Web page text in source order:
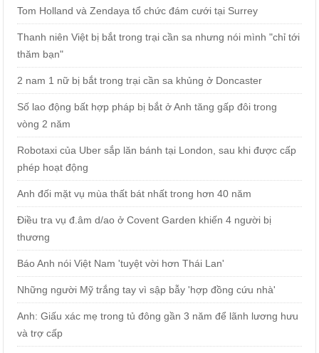
Tom Holland và Zendaya tổ chức đám cưới tại Surrey
Thanh niên Việt bị bắt trong trại cần sa nhưng nói mình "chỉ tới
thăm bạn"
2 nam 1 nữ bị bắt trong trại cần sa khủng ở Doncaster
Số lao động bất hợp pháp bị bắt ở Anh tăng gấp đôi trong
vòng 2 năm
Robotaxi của Uber sắp lăn bánh tại London, sau khi được cấp
phép hoạt động
Anh đối mặt vụ mùa thất bát nhất trong hơn 40 năm
Điều tra vụ đ.âm d/ao ở Covent Garden khiến 4 người bị
thương
Báo Anh nói Việt Nam 'tuyệt vời hơn Thái Lan'
Những người Mỹ trắng tay vì sập bẫy 'hợp đồng cứu nhà'
Anh: Giấu xác mẹ trong tủ đông gần 3 năm để lãnh lương hưu
và trợ cấp